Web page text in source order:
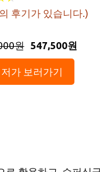
후기가 있습니다.)
원 547,500원
가 보러가기